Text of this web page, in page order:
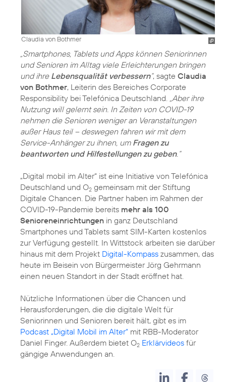
Claudia von Bothmer
„Smartphones, Tablets und Apps können Seniorinnen
und Senioren im Alltag viele Erleichterungen bringen
und ihre Lebensqualität verbessern“, sagte Claudia
von Bothmer, Leiterin des Bereiches Corporate
Responsibility bei Telefónica Deutschland. „Aber ihre
Nutzung will gelernt sein. In Zeiten von COVID-19
nehmen die Senioren weniger an Veranstaltungen
außer Haus teil – deswegen fahren wir mit dem
Service-Anhänger zu ihnen, um Fragen zu
beantworten und Hilfestellungen zu geben.“
„Digital mobil im Alter“ ist eine Initiative von Telefónica
Deutschland und O2 gemeinsam mit der Stiftung
Digitale Chancen. Die Partner haben im Rahmen der
COVID-19-Pandemie bereits mehr als 100
Senioreneinrichtungen in ganz Deutschland
Smartphones und Tablets samt SIM-Karten kostenlos
zur Verfügung gestellt. In Wittstock arbeiten sie darüber
hinaus mit dem Projekt Digital-Kompass zusammen, das
heute im Beisein von Bürgermeister Jörg Gehrmann
einen neuen Standort in der Stadt eröffnet hat.
Nützliche Informationen über die Chancen und
Herausforderungen, die die digitale Welt für
Seniorinnen und Senioren bereit hält, gibt es im
Podcast „Digital Mobil im Alter“ mit RBB-Moderator
Daniel Finger. Außerdem bietet O2 Erklärvideos für